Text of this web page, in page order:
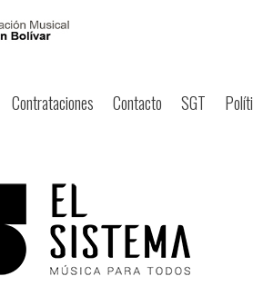
Contrataciones Contacto SGT